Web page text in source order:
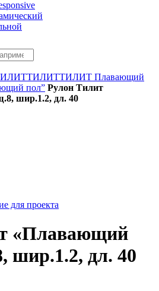
ТИЛИТТИЛИТ Плавающий
пол” Рулон Тилит
шир.1.2, дл. 40
для проекта
«Плавающий
шир.1.2, дл. 40